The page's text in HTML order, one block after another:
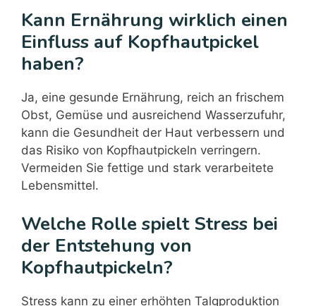
Kann Ernährung wirklich einen
Einfluss auf Kopfhautpickel
haben?
Ja, eine gesunde Ernährung, reich an frischem
Obst, Gemüse und ausreichend Wasserzufuhr,
kann die Gesundheit der Haut verbessern und
das Risiko von Kopfhautpickeln verringern.
Vermeiden Sie fettige und stark verarbeitete
Lebensmittel.
Welche Rolle spielt Stress bei
der Entstehung von
Kopfhautpickeln?
Stress kann zu einer erhöhten Talgproduktion